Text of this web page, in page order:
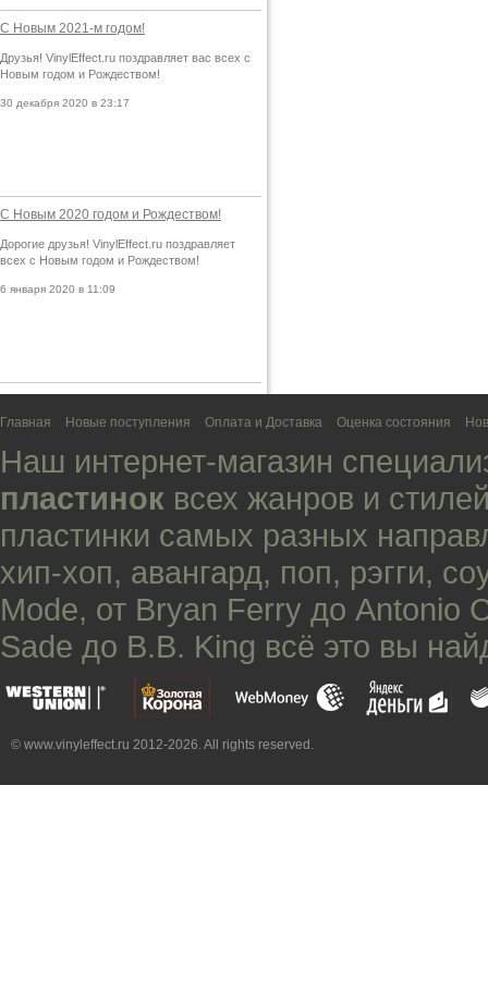
С Новым 2021-м годом!
Друзья! VinylEffect.ru поздравляет вас всех с
Новым годом и Рождеством!
30 декабря 2020 в 23:17
С Новым 2020 годом и Рождеством!
Дорогие друзья! VinylEffect.ru поздравляет
всех с Новым годом и Рождеством!
6 января 2020 в 11:09
Главная Новые поступления Оплата и Доставка Оценка состояния
Наш интернет-магазин
пластинок всех жанров и
пластинки самых разных
хип-хоп, авангард, поп, рэгги,
Mode, от Bryan Ferry до Antonio
Sade до B.B. King всё это вы
© www.vinyleffect.ru 2012-2026. All rights reserved.